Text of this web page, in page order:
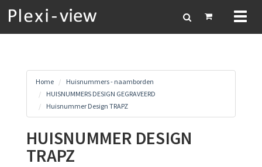
Home
Huisnummers - naamborden
HUISNUMMERS DESIGN GEGRAVEERD
Huisnummer Design TRAPZ
HUISNUMMER DESIGN
TRAPZ